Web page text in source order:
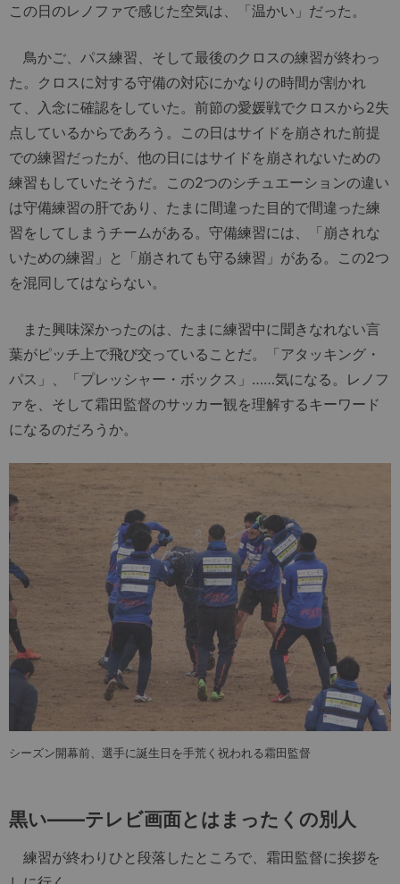
この日のレノファで感じた空気は、「温かい」だった。
鳥かご、パス練習、そして最後のクロスの練習が終わっ
た。クロスに対する守備の対応にかなりの時間が割かれ
て、入念に確認をしていた。前節の愛媛戦でクロスから2失
点しているからであろう。この日はサイドを崩された前提
での練習だったが、他の日にはサイドを崩されないための
練習もしていたそうだ。この2つのシチュエーションの違い
は守備練習の肝であり、たまに間違った目的で間違った練
習をしてしまうチームがある。守備練習には、「崩されな
いための練習」と「崩されても守る練習」がある。この2つ
を混同してはならない。
また興味深かったのは、たまに練習中に聞きなれない言
葉がピッチ上で飛び交っていることだ。「アタッキング・
パス」、「プレッシャー・ボックス」……気になる。レノフ
ァを、そして霜田監督のサッカー観を理解するキーワード
になるのだろうか。
シーズン開幕前、選手に誕生日を手荒く祝われる霜田監督
黒い――テレビ画面とはまったくの別人
練習が終わりひと段落したところで、霜田監督に挨拶を